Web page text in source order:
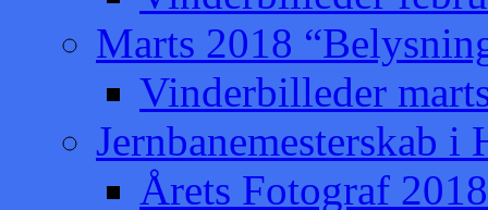
Marts 2018
Vinderbilleder
Jernbanemesterskab
Årets Fotograf 2018